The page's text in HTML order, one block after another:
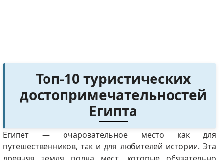
Топ-10 туристических
достопримечательностей
Египта
Египет — очаровательное место как для
путешественников, так и для любителей истории. Эта